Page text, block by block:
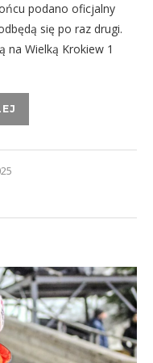
podano oficjalny
się po raz drugi.
na Wielką Krokiew 1